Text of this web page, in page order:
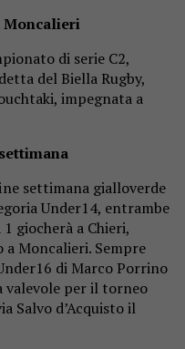
Moncalieri
di serie C2,
del Biella Rugby,
impegnata a
settimana gialloverde
Under14, entrambe
giocherà a Chieri,
Moncalieri. Sempre
di Marco Porrino
valevole per il torneo
Salvo d’Acquisto il